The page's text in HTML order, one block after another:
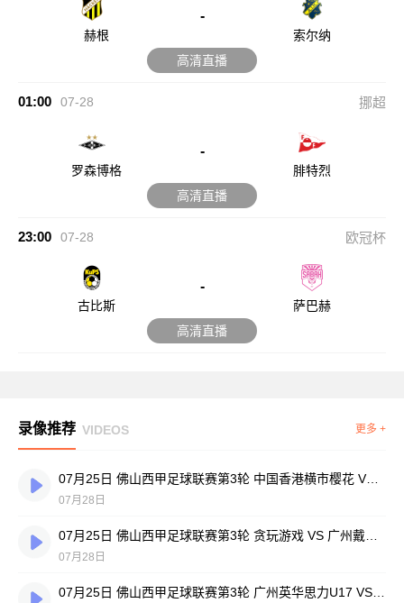
赫根
-
索尔纳
高清直播
01:00 07-28 挪超
罗森博格
-
腓特烈
高清直播
23:00 07-28 欧冠杯
古比斯
-
萨巴赫
高清直播
录像推荐 VIDEOS 更多 +
07月25日 佛山西甲足球联赛第3轮 中国香港横市樱花 VS 吉图省实青年 全场录像
07月28日
07月28日